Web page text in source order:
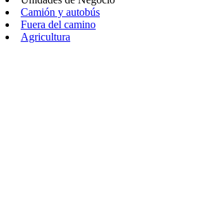
Camión y autobús
Fuera del camino
Agricultura